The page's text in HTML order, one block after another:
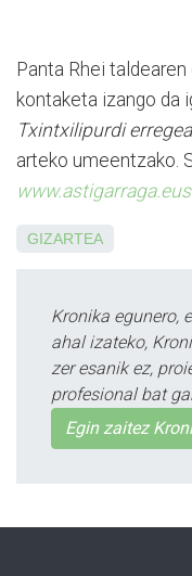
Panta Rhei
kontaketa izango da
Txintxilipurdi erregea
arteko umeentzako.
www.astigarraga.eus.
GIZARTEA
Kronika egunero,
ahal izateko,
zer esanik ez,
profesional bat
Egin zaitez